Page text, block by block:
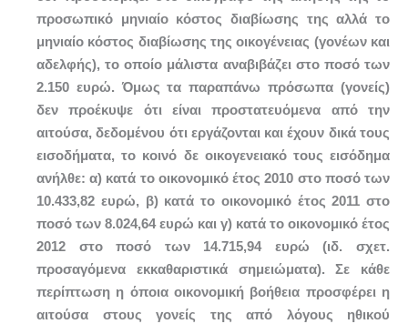
προσωπικό μηνιαίο κόστος διαβίωσης της αλλά το
μηνιαίο κόστος διαβίωσης της οικογένειας (γονέων και
αδελφής), το οποίο μάλιστα αναβιβάζει στο ποσό των
2.150 ευρώ. Όμως τα παραπάνω πρόσωπα (γονείς)
δεν προέκυψε ότι είναι προστατευόμενα από την
αιτούσα, δεδομένου ότι εργάζονται και έχουν δικά τους
εισοδήματα, το κοινό δε οικογενειακό τους εισόδημα
ανήλθε: α) κατά το οικονομικό έτος 2010 στο ποσό των
10.433,82 ευρώ, β) κατά το οικονομικό έτος 2011 στο
ποσό των 8.024,64 ευρώ και γ) κατά το οικονομικό έτος
2012 στο ποσό των 14.715,94 ευρώ (ιδ. σχετ.
προσαγόμενα εκκαθαριστικά σημειώματα). Σε κάθε
περίπτωση η όποια οικονομική βοήθεια προσφέρει η
αιτούσα στους γονείς της από λόγους ηθικού